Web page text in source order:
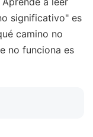
significativo" es
camino no
no funciona es